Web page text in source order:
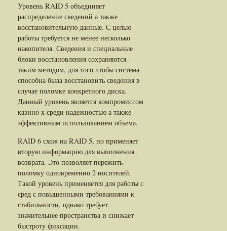
Уровень RAID 5 объединяет
распределение сведений а также
восстановительную данные. С целью
работы требуется не менее несколько
накопителя. Сведения и специальные
блоки восстановления сохраняются
таким методом, для того чтобы система
способна была восстановить сведения в
случае поломке конкретного диска.
Данный уровень является компромиссом
казино х среди надежностью а также
эффективным использованием объема.
RAID 6 схож на RAID 5, но применяет
вторую информацию для выполнения
возврата. Это позволяет пережить
поломку одновременно 2 носителей.
Такой уровень применяется для работы с
сред с повышенными требованиями к
стабильности, однако требует
значительнее пространства и снижает
быстроту фиксации.